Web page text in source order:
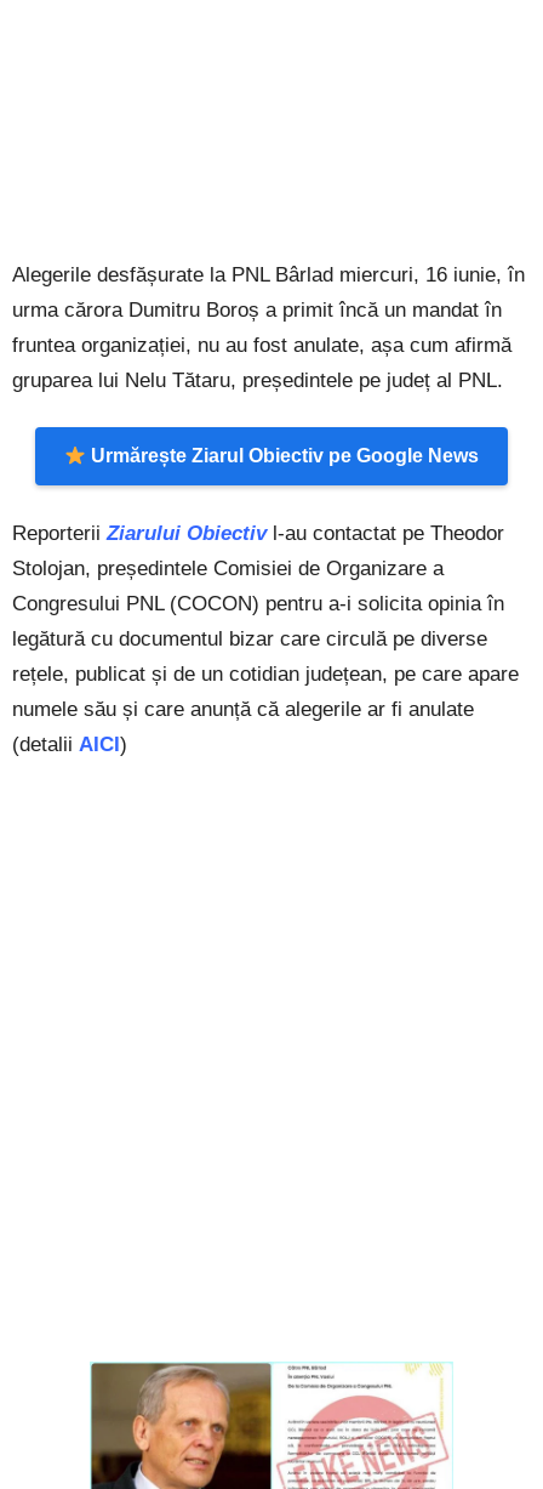
Alegerile desfășurate la PNL Bârlad miercuri, 16 iunie, în
urma cărora Dumitru Boroș a primit încă un mandat în
fruntea organizației, nu au fost anulate, așa cum afirmă
gruparea lui Nelu Tătaru, președintele pe județ al PNL.
Urmărește Ziarul Obiectiv pe Google News
ReporteriiZiarului Obiectivl-au contactat pe Theodor
Stolojan, președintele Comisiei de Organizare a
Congresului PNL (COCON) pentru a-i solicita opinia în
legătură cu documentul bizar care circulă pe diverse
rețele, publicat și de un cotidian județean, pe care apare
numele său și care anunță că alegerile ar fi anulate
(detalii AICI)